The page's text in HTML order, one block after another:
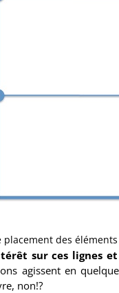
placement des
sur ces lignes
agissent en
non!?